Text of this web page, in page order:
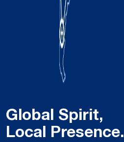
Global Spirit,
Local Presence.